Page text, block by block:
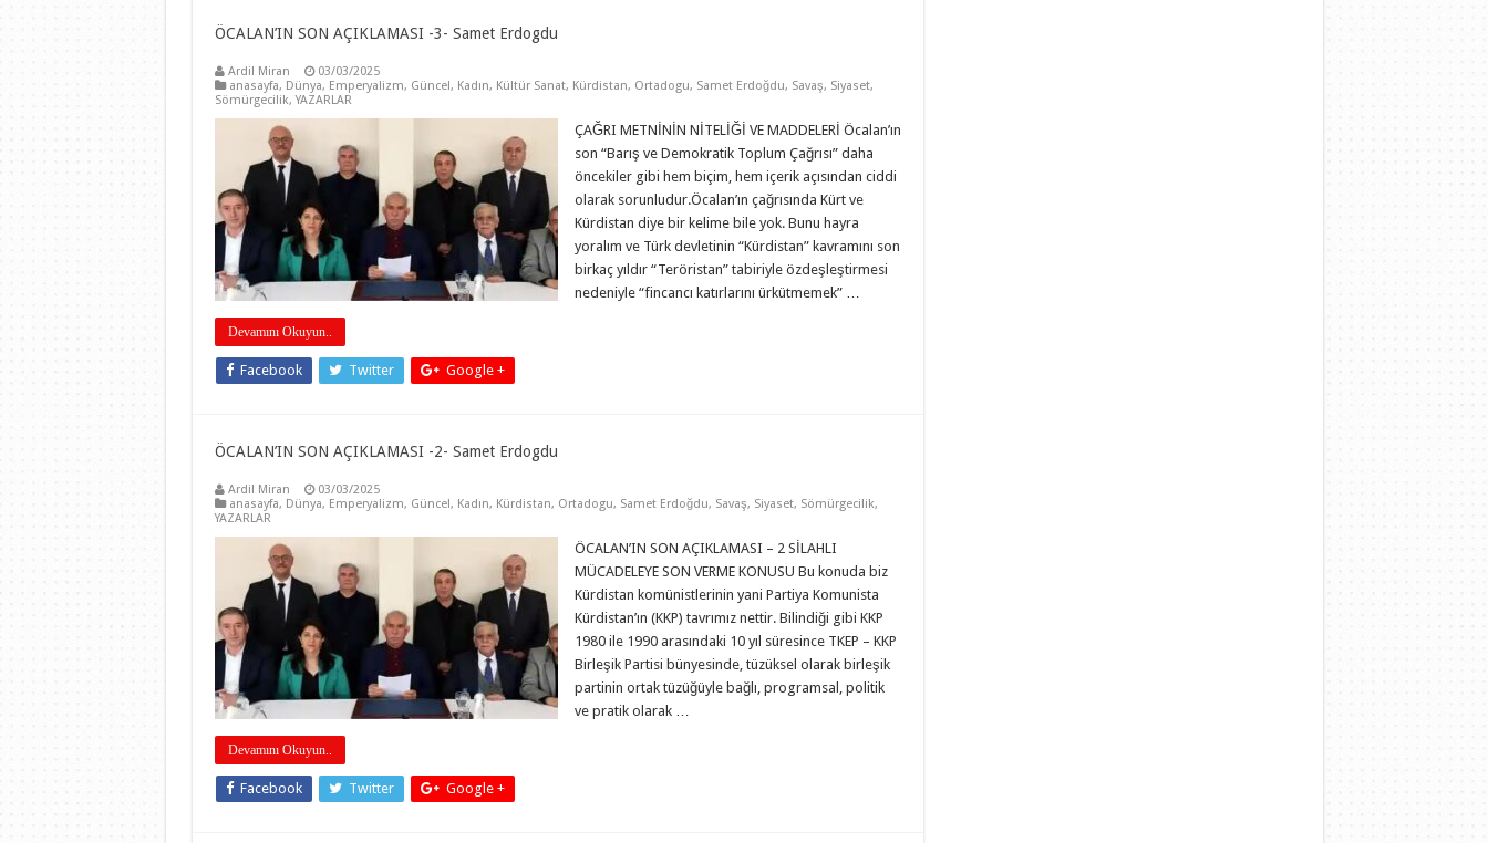
ÖCALAN’IN SON AÇIKLAMASI -3- Samet Erdogdu
Ardil Miran
03/03/2025
anasayfa, Dünya, Emperyalizm, Güncel, Kadın, Kültür Sanat, Kürdistan, Ortadogu, Samet Erdoğdu, Savaş, Siyaset,
Sömürgecilik,YAZARLAR
ÇAĞRI METNİNİN NİTELİĞİ VE MADDELERİ Öcalan’ın
son “Barış ve Demokratik Toplum Çağrısı” daha
öncekiler gibi hem biçim, hem içerik açısından ciddi
olarak sorunludur.Öcalan’ın çağrısında Kürt ve
Kürdistan diye bir kelime bile yok. Bunu hayra
yoralım ve Türk devletinin “Kürdistan” kavramını son
birkaç yıldır “Teröristan” tabiriyle özdeşleştirmesi
nedeniyle “fincancı katırlarını ürkütmemek” …
Devamını Okuyun..
Facebook Twitter Google +
ÖCALAN’IN SON AÇIKLAMASI -2- Samet Erdogdu
Ardil Miran
03/03/2025
anasayfa, Dünya, Emperyalizm, Güncel, Kadın, Kürdistan, Ortadogu, Samet Erdoğdu, Savaş, Siyaset, Sömürgecilik,
YAZARLAR
ÖCALAN’IN SON AÇIKLAMASI – 2 SİLAHLI
MÜCADELEYE SON VERME KONUSU Bu konuda biz
Kürdistan komünistlerinin yani Partiya Komunista
Kürdistan’ın (KKP) tavrımız nettir. Bilindiği gibi KKP
1980 ile 1990 arasındaki 10 yıl süresince TKEP – KKP
Birleşik Partisi bünyesinde, tüzüksel olarak birleşik
partinin ortak tüzüğüyle bağlı, programsal, politik
ve pratik olarak …
Devamını Okuyun..
Facebook Twitter Google +